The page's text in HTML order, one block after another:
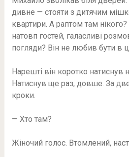
дивне — стояти з дитячим
квартири. А раптом там
натовп гостей, галасливі
погляди? Він не любив бути в
Нарешті він коротко натиснув
Натиснув ще раз, довше. За
кроки.
— Хто там?
Жіночий голос. Втомлений,